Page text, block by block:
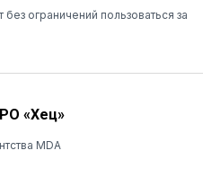
ограничений пользоваться за
«Хец»
MDA